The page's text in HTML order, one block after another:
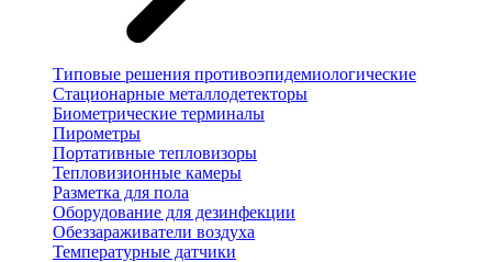
Типовые решения противоэпидемиологические
Стационарные металлодетекторы
Биометрические терминалы
Пирометры
Портативные тепловизоры
Тепловизионные камеры
Разметка для пола
Оборудование для дезинфекции
Обеззараживатели воздуха
Температурные датчики